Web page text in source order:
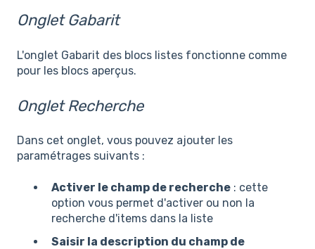
Onglet Gabarit
L'onglet Gabarit des blocs listes fonctionne comme
pour les blocs aperçus.
Onglet Recherche
Dans cet onglet, vous pouvez ajouter les
paramétrages suivants :
Activer le champ de recherche : cette
option vous permet d'activer ou non la
recherche d'items dans la liste
Saisir la description du champ de